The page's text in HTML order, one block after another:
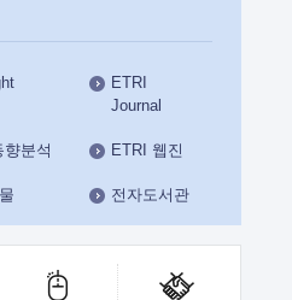
ETRI
Journal
향분석 ETRI 웹진
전자도서관